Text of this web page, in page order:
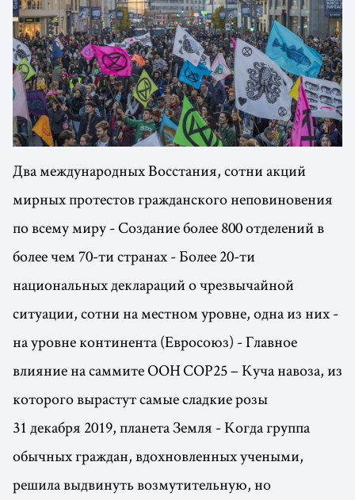
Два международных Восстания, сотни акций
мирных протестов гражданского неповиновения
по всему миру - Создание более 800 отделений в
более чем 70-ти странах - Более 20-ти
национальных деклараций о чрезвычайной
ситуации, сотни на местном уровне, одна из них -
на уровне континента (Евросоюз) - Главное
влияние на саммите ООН COP25 – Куча навоза, из
которого вырастут самые сладкие розы
31 декабря 2019, планета Земля - Когда группа
обычных граждан, вдохновленных учеными,
решила выдвинуть возмутительную, но